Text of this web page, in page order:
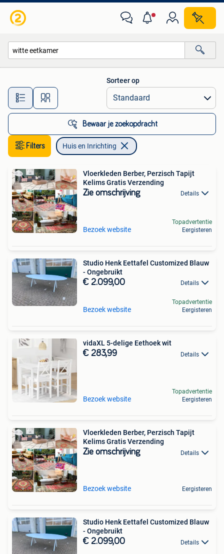
Alle afstanden…
Sorteer op
Bewaar je zoekopdracht
Filters Huis en Inrichting
Vloerkleden Berber, Perzisch Tapijt
Kelims Gratis Verzending
Zie omschrijving Details
Bezoek website
Topadvertentie
Eergisteren
Studio Henk Eettafel Customized Blauw
- Ongebruikt
€ 2.099,00 Details
Bezoek website
Topadvertentie
Eergisteren
vidaXL 5-delige Eethoek wit
€ 283,99 Details
Bezoek website
Topadvertentie
Eergisteren
Vloerkleden Berber, Perzisch Tapijt
Kelims Gratis Verzending
Zie omschrijving Details
Bezoek website Eergisteren
Studio Henk Eettafel Customized Blauw
- Ongebruikt
€ 2.099,00 Details